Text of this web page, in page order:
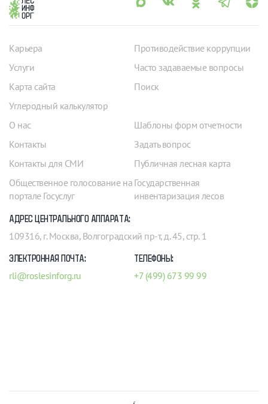
Карьера
Услуги
Карта сайта
Углеродный калькулятор
Противодействие коррупции
Часто задаваемые вопросы
Поиск
О нас
Контакты
Контакты для СМИ
Общественное голосование на
портале Госуслуг
Шаблоны форм отчетности
Задать вопрос
Публичная лесная карта
Государственная
инвентаризация лесов
АДРЕС ЦЕНТРАЛЬНОГО АППАРАТА:
109316, г. Москва, Волгоградский пр-т, д. 45, стр. 1
ЭЛЕКТРОННАЯ ПОЧТА:
rli@roslesinforg.ru
ТЕЛЕФОНЫ:
+7 (499) 673 99 99